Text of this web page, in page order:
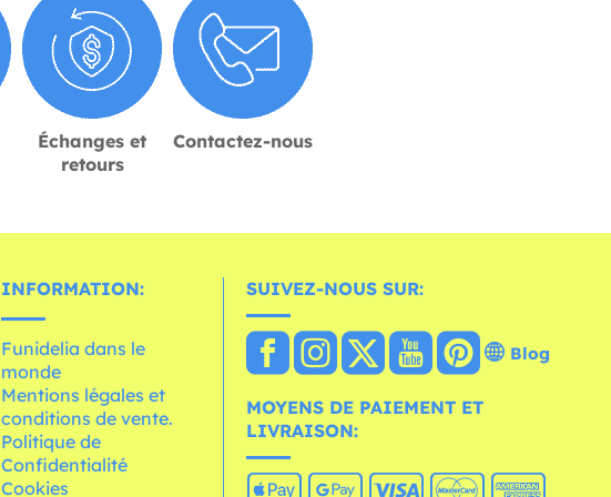
Échanges et
retours
Contactez-nous
INFORMATION:
Funidelia dans le
monde
Mentions légales et
conditions de vente.
Politique de
Confidentialité
Cookies
SUIVEZ-NOUS SUR:
Blog
MOYENS DE PAIEMENT ET
LIVRAISON: